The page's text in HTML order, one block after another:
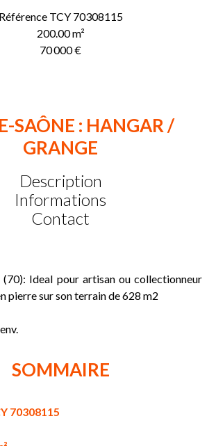
RéférenceTCY 70308115
200.00m²
70 000 €
SAÔNE : HANGAR /
GRANGE
Description
Informations
Contact
(70): Ideal pour artisan ou collectionneur
pierre sur son terrain de 628 m2
SOMMAIRE
70308115